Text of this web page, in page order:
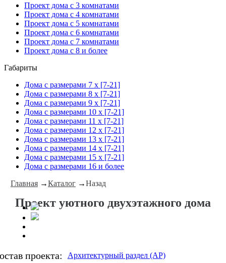
Проект дома с 3 комнатами
Проект дома с 4 комнатами
Проект дома с 5 комнатами
Проект дома с 6 комнатами
Проект дома с 7 комнатами
Проект дома с 8 и более
Габариты
Дома с размерами 7 x [7-21]
Дома с размерами 8 x [7-21]
Дома с размерами 9 x [7-21]
Дома с размерами 10 x [7-21]
Дома с размерами 11 x [7-21]
Дома с размерами 12 x [7-21]
Дома с размерами 13 x [7-21]
Дома с размерами 14 x [7-21]
Дома с размерами 15 x [7-21]
Дома с размерами 16 и более
Главная→Каталог→Назад
Проект уютного двухэтажного дома
проекта:
Архитектурный раздел (АР)